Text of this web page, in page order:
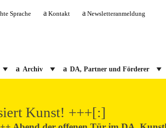
Sprache Kontakt Newsletteranmeldung
Archiv DA, Partner und Förderer
Kunst! +++[:]